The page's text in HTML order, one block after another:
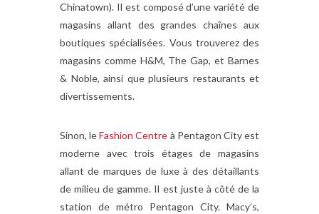
Chinatown). Il est composé d’une variété de
magasins allant des grandes chaînes aux
boutiques spécialisées. Vous trouverez des
magasins comme H&M, The Gap, et Barnes
& Noble, ainsi que plusieurs restaurants et
divertissements.
Sinon, leFashion Centre à Pentagon City est
moderne avec trois étages de magasins
allant de marques de luxe à des détaillants
de milieu de gamme. Il est juste à côté de la
station de métro Pentagon City. Macy’s,